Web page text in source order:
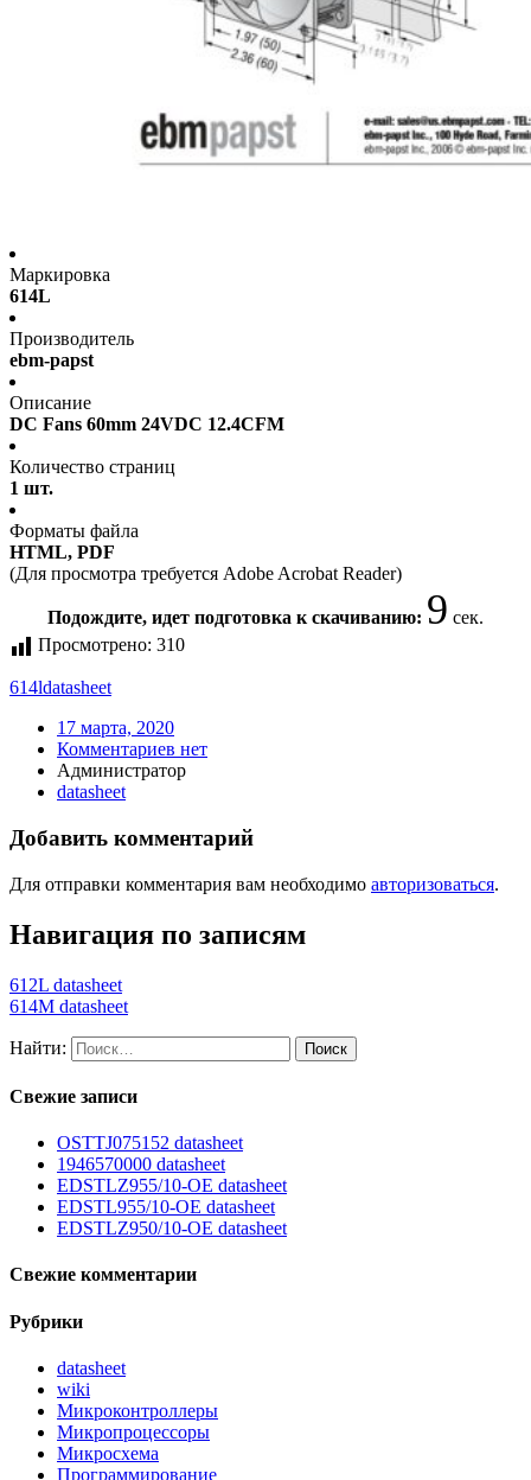
Маркировка
614L
Производитель
ebm-papst
Описание
DC Fans 60mm 24VDC 12.4CFM
Количество страниц
1 шт.
Форматы файла
HTML, PDF
(Для просмотра требуется Adobe Acrobat Reader)
Подождите, идет подготовка к скачиванию: 9 сек.
Просмотрено: 310
614ldatasheet
17 марта, 2020
Комментариев нет
Администратор
datasheet
Добавить комментарий
Для отправки комментария вам необходимо авторизоваться.
Навигация по записям
612L datasheet
614M datasheet
Найти:
Свежие записи
OSTTJ075152 datasheet
1946570000 datasheet
EDSTLZ955/10-OE datasheet
EDSTL955/10-OE datasheet
EDSTLZ950/10-OE datasheet
Свежие комментарии
Рубрики
datasheet
wiki
Микроконтроллеры
Микропроцессоры
Микросхема
Программирование